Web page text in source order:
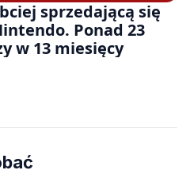
sprzedającą się
Ponad 23
w 13 miesięcy